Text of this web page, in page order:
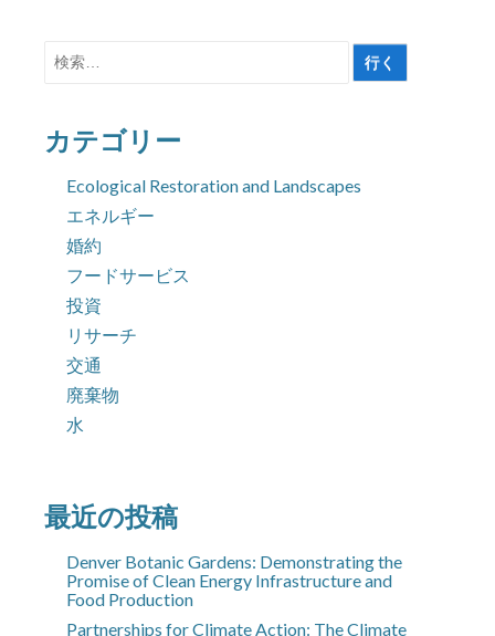
検
象:
カテゴリー
Ecological Restoration and Landscapes
エネルギー
婚約
フードサービス
投資
リサーチ
交通
廃棄物
水
最近の投稿
Denver Botanic Gardens: Demonstrating the
Promise of Clean Energy Infrastructure and
Food Production
Partnerships for Climate Action: The Climate